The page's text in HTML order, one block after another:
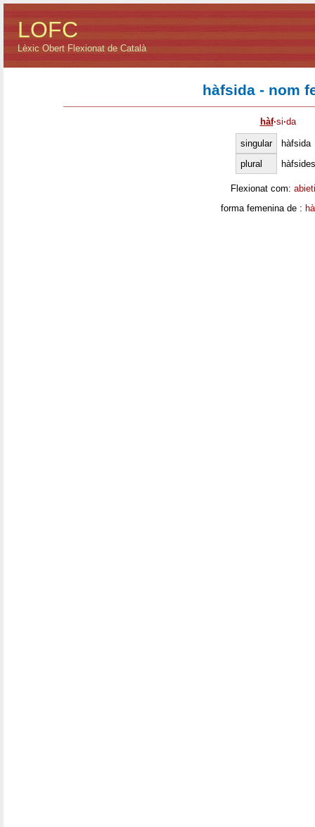
LOFC
Lèxic Obert Flexionat de Català
hàfsida - nom
hàf·si·da
singular
hàfsida
plural
hàfsides
Flexionat com:
forma femenina de :